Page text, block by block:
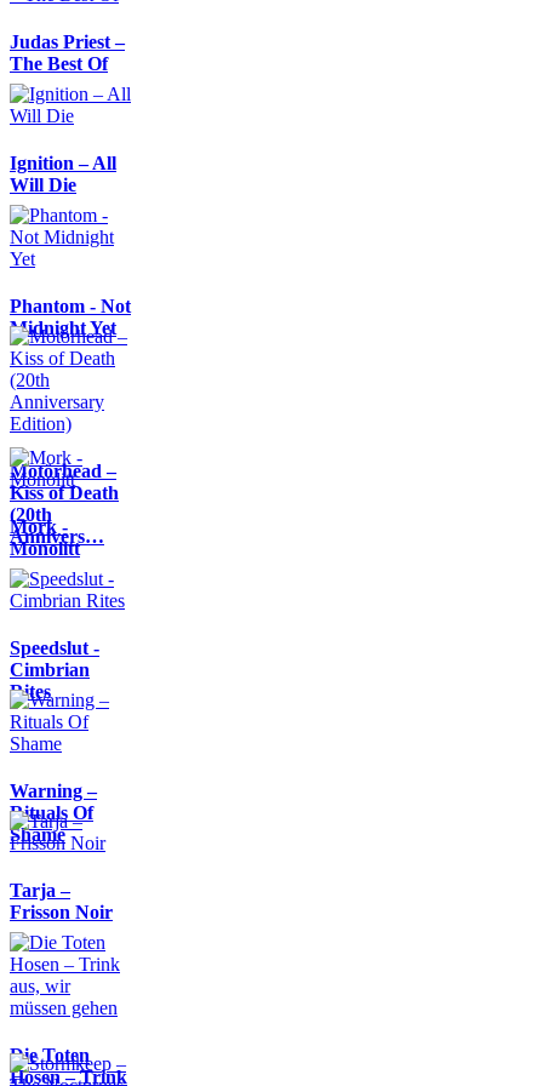
Judas Priest –
The Best Of
Ignition – All
Will Die
Phantom - Not
Midnight Yet
Motörhead –
Kiss of Death
(20th
Annivers…
Mork -
Monolitt
Speedslut -
Cimbrian
Rites
Warning –
Rituals Of
Shame
Tarja –
Frisson Noir
Die Toten
Hosen – Trink